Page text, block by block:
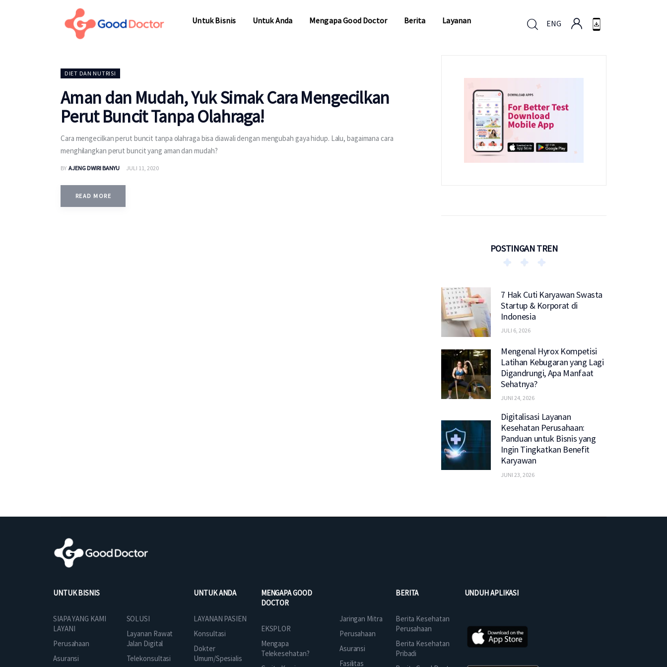
Untuk Bisnis Untuk Anda Mengapa Good Doctor Berita Layanan ENG
DIET DAN NUTRISI
Aman dan Mudah, Yuk Simak Cara Mengecilkan
Perut Buncit Tanpa Olahraga!
Cara mengecilkan perut buncit tanpa olahraga bisa diawali dengan mengubah gaya hidup. Lalu, bagaimana cara
menghilangkan perut buncit yang aman dan mudah?
BY AJENG DWIRI BANYU JULI 11, 2020
READ MORE
POSTINGAN TREN
7 Hak Cuti Karyawan Swasta
Startup & Korporat di
Indonesia
JULI 6, 2026
Mengenal Hyrox Kompetisi
Latihan Kebugaran yang Lagi
Digandrungi, Apa Manfaat
Sehatnya?
JUNI 24, 2026
Digitalisasi Layanan
Kesehatan Perusahaan:
Panduan untuk Bisnis yang
Ingin Tingkatkan Benefit
Karyawan
JUNI 23, 2026
UNTUK BISNIS
SIAPA YANG KAMI
LAYANI
Perusahaan
Asuransi
SOLUSI
Layanan Rawat
Jalan Digital
Telekonsultasi
UNTUK ANDA
LAYANAN PASIEN
Konsultasi
Dokter
Umum/Spesialis
MENGAPA GOOD
DOCTOR
EKSPLOR
Mengapa
Telekesehatan?
Jaringan Mitra
Perusahaan
Asuransi
Fasilitas
BERITA
Berita Kesehatan
Perusahaan
Berita Kesehatan
Pribadi
UNDUH APLIKASI